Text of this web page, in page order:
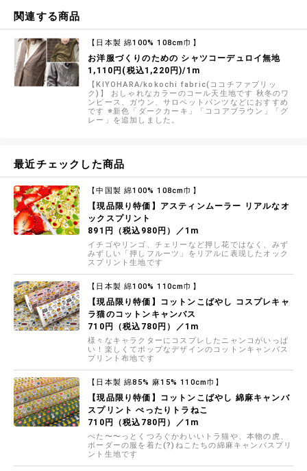
関連する商品
【日本製 綿100% 108cm巾】
お洋服づくりのための シャツコーデュロイ無地
1,110円(税込1,220円)/1m
【KIYOHARA/kokochi fabric(ココチファブリッ
ク)】 おしゃれなカラーのコール天生地です 秋冬のワ
ンピース、ガウン、サロペットパンツなどにおすすめ
です ※新色「ダークカーキ」「ココアブラウン」「グ
レー」を追加しました。
最近チェックした商品
【中国製 綿100% 108cm巾】
【現品限り特価】アスティンムーラー リアルなオ
ックスプリント
891円（税込980円）／1m
イチゴやリンゴ、チェリーなど押し花ではなく、みず
みずしい「押しフルーツ」をリアルに表現したオック
スプリント生地です
【日本製 綿100% 110cm巾】
【現品限り特価】コットンこばやし コスプレキャ
ラ猫のコットンキャンバス
710円（税込780円）／1m
様々なキャラクターにコスプレしたニャンコがいっぱ
い！楽しくてポップなデザインのコットンキャンバス
プリント布地です
【日本製 綿85% 麻15% 110cm巾】
【現品限り特価】コットンこばやし 綿麻キャンバ
スプリント ぺったりトラねこ
710円（税込780円）／1m
ぺた〜〜っとくつろぐかわいいトラ猫や、本物の虎、
ボーダーの服を着た(?)ねこたちの綿麻キャンバスプリ
ント生地です